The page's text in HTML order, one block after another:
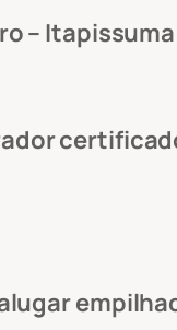
– Itapissuma